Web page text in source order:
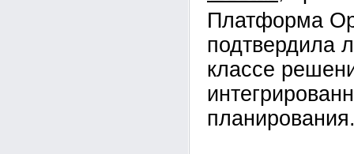
Платформа
подтвердила
классе